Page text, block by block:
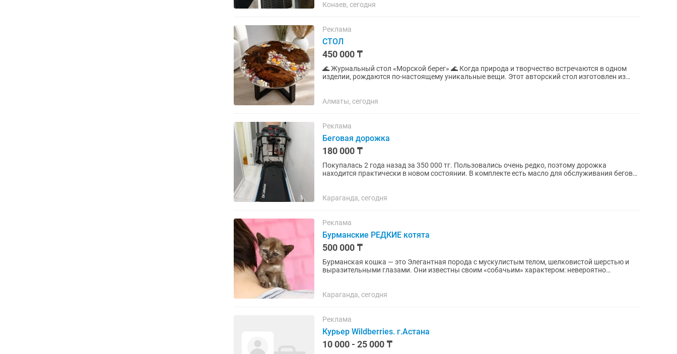
Конаев, сегодня
Реклама
СТОЛ
450 000 ₸
🌊 Журнальный стол «Морской берег» 🌊 Когда природа и творчество встречаются в одном
изделии, рождаются по-настоящему уникальные вещи. Этот авторский стол изготовлен из
Алматы, сегодня
Реклама
Беговая дорожка
180 000 ₸
Покупалась 2 года назад за 350 000 тг. Пользовались очень редко, поэтому дорожка
находится практически в новом состоянии. В комплекте есть масло для обслуживания беговой
Караганда, сегодня
Реклама
Бурманские РЕДКИЕ котята
500 000 ₸
Бурманская кошка — это Элегантная порода с мускулистым телом, шелковистой шерстью и
выразительными глазами. Они известны своим «собачьим» характером: невероятно
Караганда, сегодня
Реклама
Курьер Wildberries. г.Астана
10 000 - 25 000 ₸